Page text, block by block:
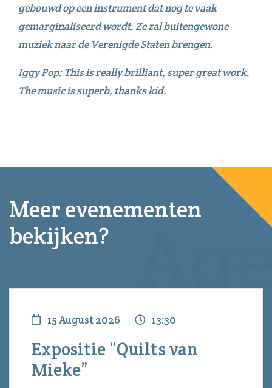
gebouwd op een instrument dat nog te vaak
gemarginaliseerd wordt. Ze zal buitengewone
muziek naar de Verenigde Staten brengen.
Iggy Pop: This is really brilliant, super great work.
The music is superb, thanks kid.
Meer evenementen
bekijken?
15 August 2026 13:30
Expositie “Quilts van
Mieke”